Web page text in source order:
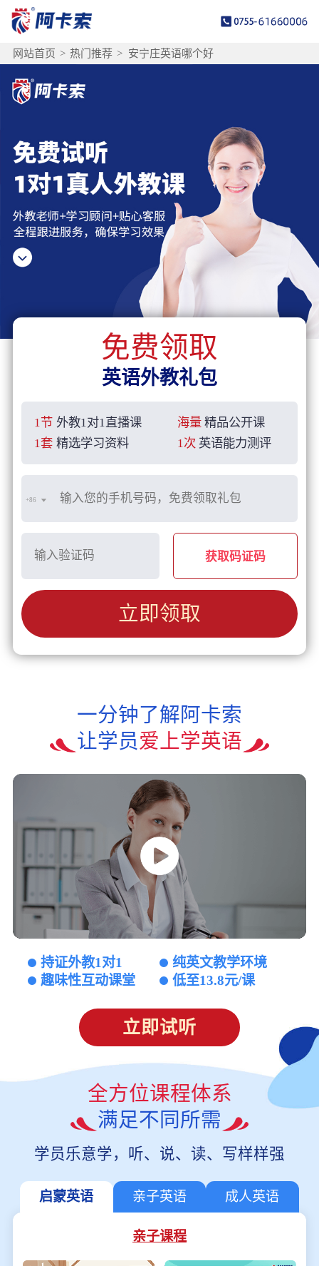
网站首页 > 热门推荐 > 安宁庄英语哪个好
免费领取
英语外教礼包
1节 外教1对1直播课 海量 精品公开课
1套 精选学习资料 1次 英语能力测评
+86
获取码证码
立即领取
一分钟了解阿卡索
让学员爱上学英语
持证外教1对1
纯英文教学环境
趣味性互动课堂
低至13.8元/课
立即试听
全方位课程体系
满足不同所需
学员乐意学，听、说、读、写样样强
启蒙英语 亲子英语 成人英语
亲子课程